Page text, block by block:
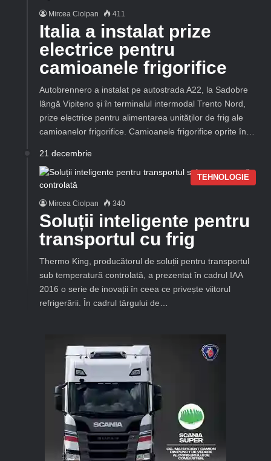
Mircea Ciolpan 411
Italia a instalat prize
electrice pentru
camioanele frigorifice
Autobrennero a instalat pe autostrada A22, la Sadobre
lângă Vipiteno și în terminalul intermodal Trento Nord,
prize electrice pentru alimentarea unităților de frig ale
camioanelor frigorifice. Camioanele frigorifice oprite în…
21 decembrie
TEHNOLOGIE
Mircea Ciolpan 340
Soluții inteligente pentru
transportul cu frig
Thermo King, producătorul de soluții pentru transportul
sub temperatură controlată, a prezentat în cadrul IAA
2016 o serie de inovații în ceea ce privește viitorul
refrigerării. În cadrul târgului de…